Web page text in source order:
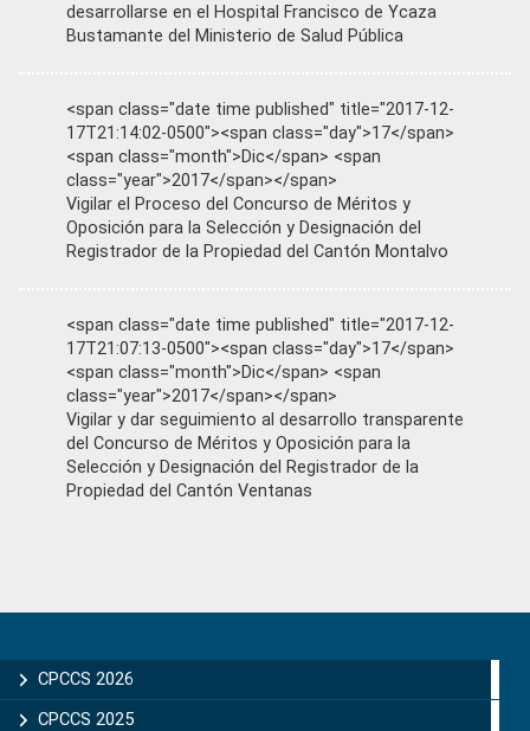
desarrollarse en el Hospital Francisco de Ycaza
Bustamante del Ministerio de Salud Pública
<span class="date time published" title="2017-12-
17T21:14:02-0500"><span class="day">17</span>
<span class="month">Dic</span> <span
class="year">2017</span></span>
Vigilar el Proceso del Concurso de Méritos y
Oposición para la Selección y Designación del
Registrador de la Propiedad del Cantón Montalvo
<span class="date time published" title="2017-12-
17T21:07:13-0500"><span class="day">17</span>
<span class="month">Dic</span> <span
class="year">2017</span></span>
Vigilar y dar seguimiento al desarrollo transparente
del Concurso de Méritos y Oposición para la
Selección y Designación del Registrador de la
Propiedad del Cantón Ventanas
Sidebar
CPCCS 2026
CPCCS 2025